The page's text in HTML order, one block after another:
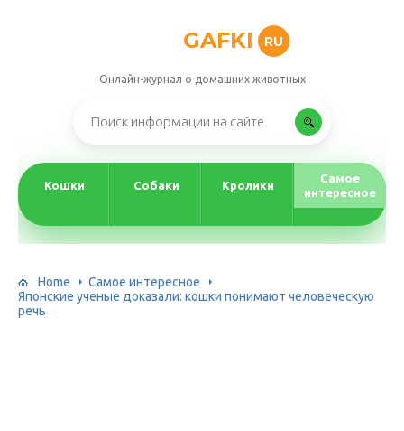
GAFKI RU
Онлайн-журнал о домашних животных
Кошки Собаки Кролики
Самое
интересное
Home
Самое интересное
Японские ученые доказали: кошки понимают человеческую
речь